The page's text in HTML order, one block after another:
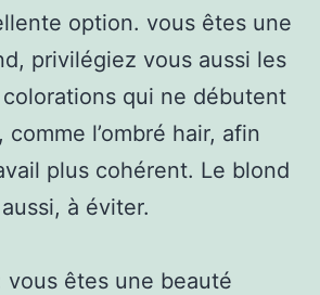
option. vous êtes une
privilégiez vous aussi les
qui ne débutent
comme l’ombré hair, afin
plus cohérent. Le blond
à éviter.
vous êtes une beauté